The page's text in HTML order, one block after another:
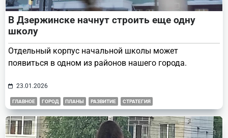
В Дзержинске начнут строить еще одну
школу
Отдельный корпус начальной школы может
появиться в одном из районов нашего города.
23.01.2026
ГЛАВНОЕ ГОРОД ПЛАНЫ РАЗВИТИЕ СТРАТЕГИЯ